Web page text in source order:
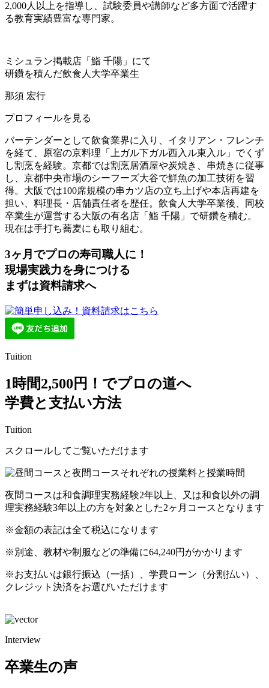
2,000人以上を指導し、試験委員や講師など多方面で活躍す
る教育実績豊富な専門家。
ミシュラン掲載店「鮨 千陽」にて
研鑽を積んだ飲食人大学卒業生
那須 宏行
プロフィールを見る
バーテンダーとして飲食業界に入り、イタリアン・フレンチ
を経て、原宿の京料理「上ガル下ガル西入ル東入ル」でくず
し割烹を経験。京都では割烹居酒屋や炭焼き、串焼きに従事
し、京都中央市場のシーフーズ大谷で鮮魚の加工技術を習
得。大阪では100席規模の串カツ店の立ち上げや本店再建を
担い、料理長・店舗責任者を歴任。飲食人大学卒業後、同校
卒業生が運営する大阪の有名店「鮨 千陽」で研鑽を積む。
現在は手打ち蕎麦にも取り組む。
3ヶ月 でプロの寿司職人に！
現場実践力を身につける
まずは資料請求へ
Tuition
1時間2,500円！でプロの道へ
学費と支払い方法
Tuition
スクロールしてご覧いただけます
夜間コースは和食調理実務経験2年以上、又は和食以外の調
理実務経験3年以上の方を対象とした2ヶ月コースとなります
※金額の表記は全て税込になります
※別途、教材や制服などの準備に64,240円がかかります
※お支払いは銀行振込（一括）、学費ローン（分割払い）、
クレジット決済をお選びいただけます
Interview
卒業生の声